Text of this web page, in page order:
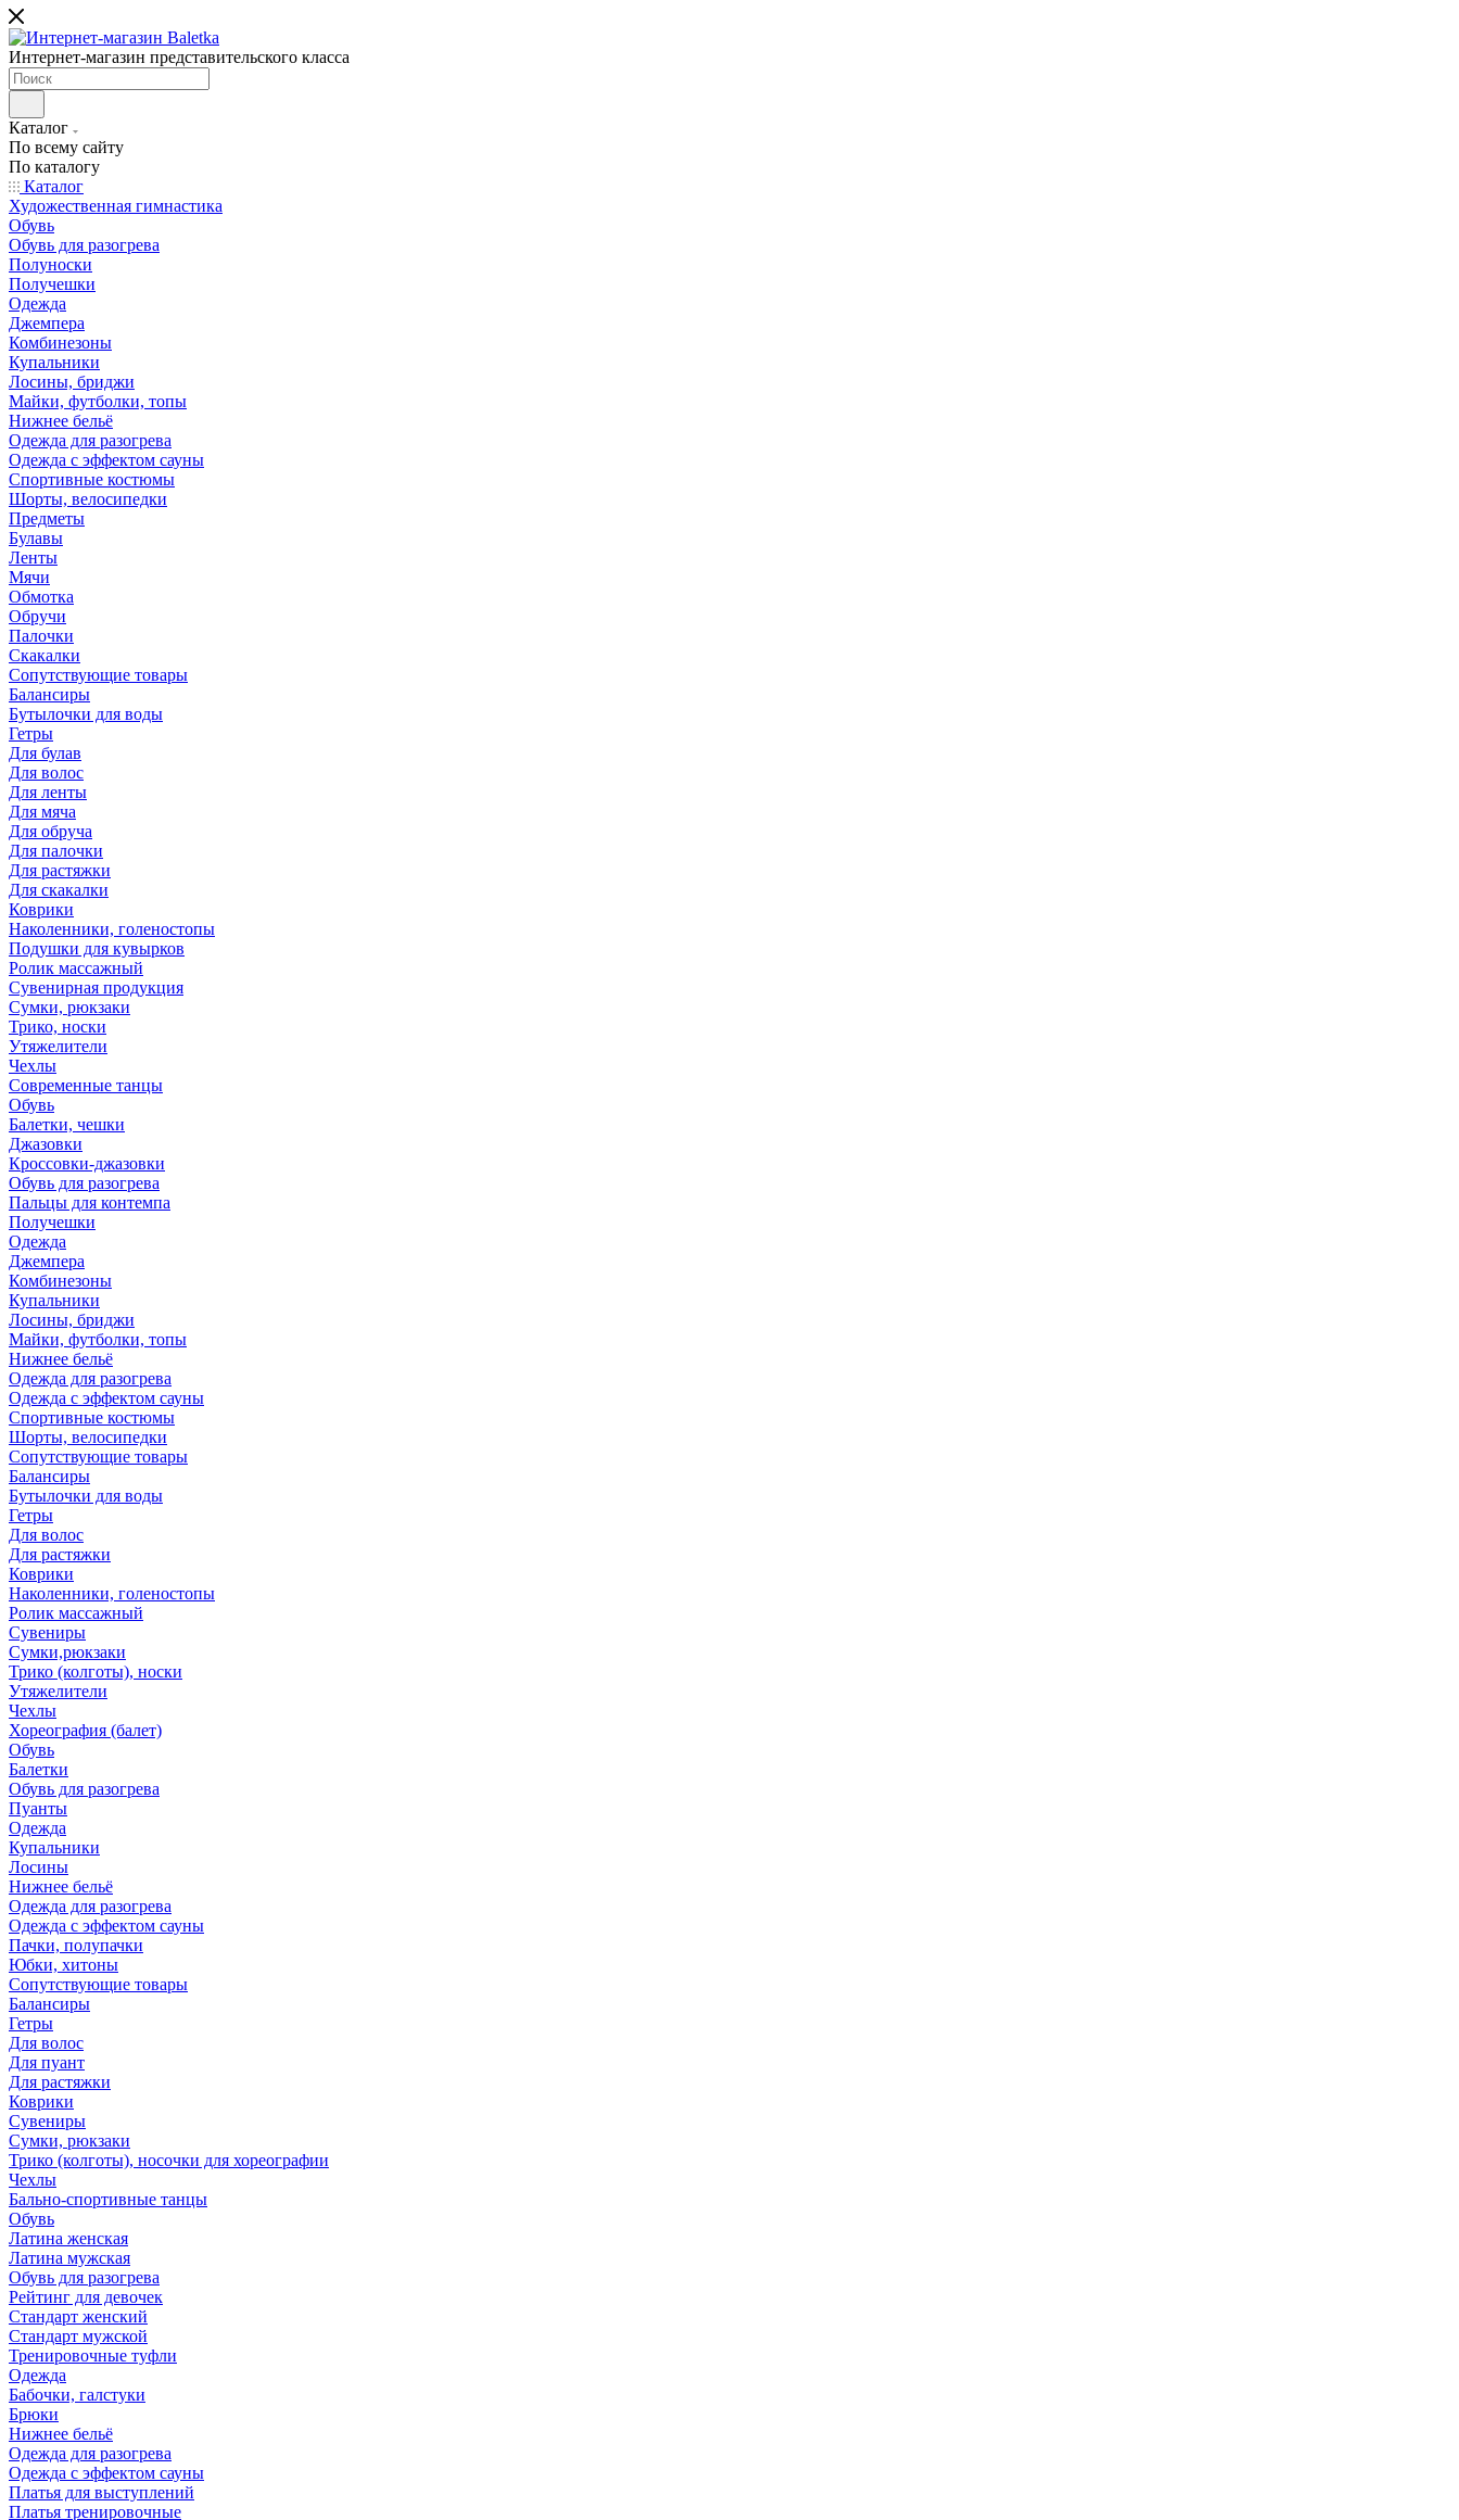
Интернет-магазин представительского класса
Каталог
По всему сайту
По каталогу
Каталог
Художественная гимнастика
Обувь
Обувь для разогрева
Полуноски
Получешки
Одежда
Джемпера
Комбинезоны
Купальники
Лосины, бриджи
Майки, футболки, топы
Нижнее бельё
Одежда для разогрева
Одежда с эффектом сауны
Спортивные костюмы
Шорты, велосипедки
Предметы
Булавы
Ленты
Мячи
Обмотка
Обручи
Палочки
Скакалки
Сопутствующие товары
Балансиры
Бутылочки для воды
Гетры
Для булав
Для волос
Для ленты
Для мяча
Для обруча
Для палочки
Для растяжки
Для скакалки
Коврики
Наколенники, голеностопы
Подушки для кувырков
Ролик массажный
Сувенирная продукция
Сумки, рюкзаки
Трико, носки
Утяжелители
Чехлы
Современные танцы
Обувь
Балетки, чешки
Джазовки
Кроссовки-джазовки
Обувь для разогрева
Пальцы для контемпа
Получешки
Одежда
Джемпера
Комбинезоны
Купальники
Лосины, бриджи
Майки, футболки, топы
Нижнее бельё
Одежда для разогрева
Одежда с эффектом сауны
Спортивные костюмы
Шорты, велосипедки
Сопутствующие товары
Балансиры
Бутылочки для воды
Гетры
Для волос
Для растяжки
Коврики
Наколенники, голеностопы
Ролик массажный
Сувениры
Сумки,рюкзаки
Трико (колготы), носки
Утяжелители
Чехлы
Хореография (балет)
Обувь
Балетки
Обувь для разогрева
Пуанты
Одежда
Купальники
Лосины
Нижнее бельё
Одежда для разогрева
Одежда с эффектом сауны
Пачки, полупачки
Юбки, хитоны
Сопутствующие товары
Балансиры
Гетры
Для волос
Для пуант
Для растяжки
Коврики
Сувениры
Сумки, рюкзаки
Трико (колготы), носочки для хореографии
Чехлы
Бально-спортивные танцы
Обувь
Латина женская
Латина мужская
Обувь для разогрева
Рейтинг для девочек
Стандарт женский
Стандарт мужской
Тренировочные туфли
Одежда
Бабочки, галстуки
Брюки
Нижнее бельё
Одежда для разогрева
Одежда с эффектом сауны
Платья для выступлений
Платья тренировочные